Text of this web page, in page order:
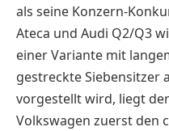
als seine Konzern-
Ateca und Audi Q2/Q3
einer Variante mit
gestreckte Siebensitzer
vorgestellt wird, liegt
Volkswagen zuerst den